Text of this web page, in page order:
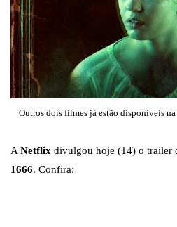
Outros dois filmes já estão disponíveis
A Netflix divulgou hoje (14) o trailer
1666. Confira: